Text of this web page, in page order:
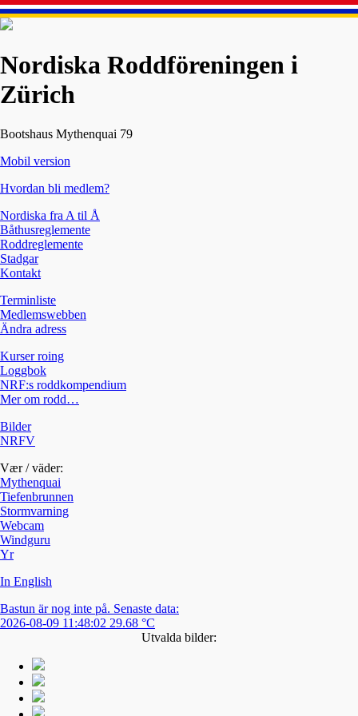
Nordiska Roddföreningen i
Zürich
Bootshaus Mythenquai 79
Mobil version
Hvordan bli medlem?
Nordiska fra A til Å
Båthusreglemente
Roddreglemente
Stadgar
Kontakt
Terminliste
Medlemswebben
Ändra adress
Kurser roing
Loggbok
NRF:s roddkompendium
Mer om rodd…
Bilder
NRFV
Vær / väder:
Mythenquai
Tiefenbrunnen
Stormvarning
Webcam
Windguru
Yr
In English
Bastun är nog inte på. Senaste data:
2026-08-09 11:48:02 29.68 °C
Utvalda bilder: